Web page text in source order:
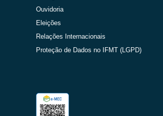
Ouvidoria
Eleições
Relações Internacionais
Proteção de Dados no IFMT (LGPD)